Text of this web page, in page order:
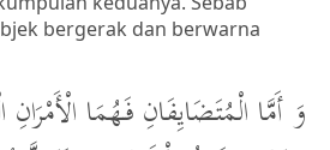
bergerak dan berwarna
وَ أَمَّا الْمُتَضَايِفَانِ فَهُمَا الْأَمْرَانِ